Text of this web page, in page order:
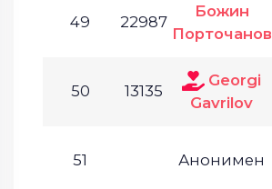
49 22987
Божин
Порточанов
50 13135
Georgi
Gavrilov
51 Анонимен